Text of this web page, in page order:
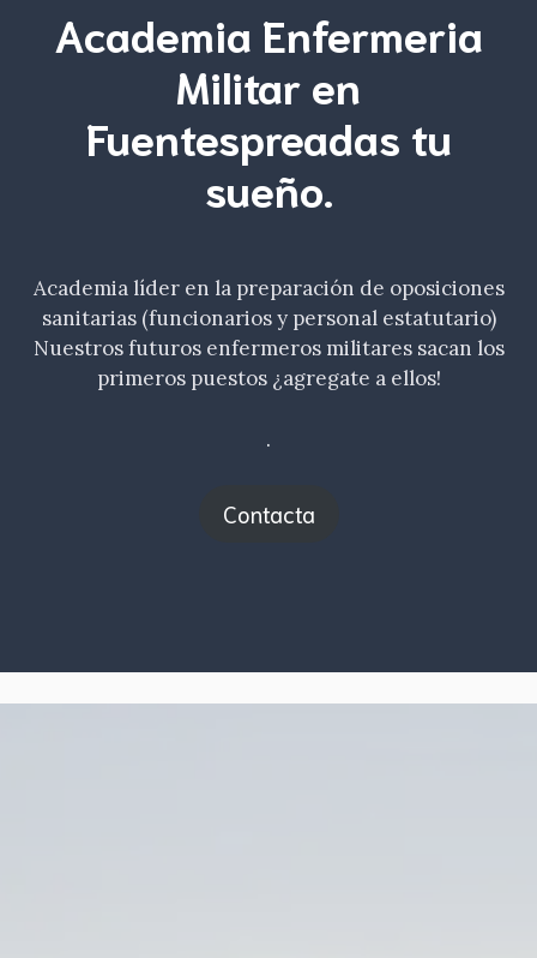
Academia Enfermeria
Militar en
Fuentespreadas tu
sueño.
Academia líder en la preparación de oposiciones
sanitarias (funcionarios y personal estatutario)
Nuestros futuros enfermeros militares sacan los
primeros puestos ¿agregate a ellos!
.
Contacta